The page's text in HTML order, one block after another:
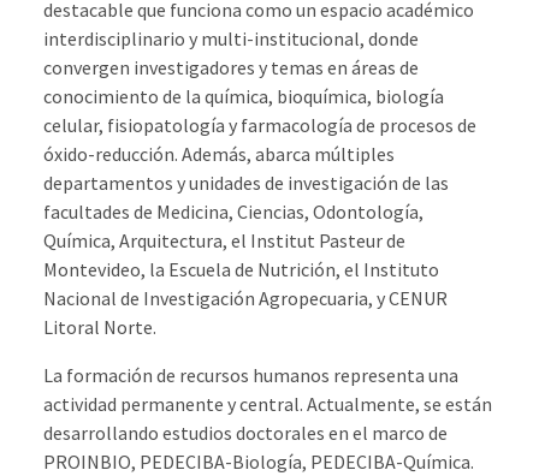
destacable que funciona como un espacio académico
interdisciplinario y multi-institucional, donde
convergen investigadores y temas en áreas de
conocimiento de la química, bioquímica, biología
celular, fisiopatología y farmacología de procesos de
óxido-reducción. Además, abarca múltiples
departamentos y unidades de investigación de las
facultades de Medicina, Ciencias, Odontología,
Química, Arquitectura, el Institut Pasteur de
Montevideo, la Escuela de Nutrición, el Instituto
Nacional de Investigación Agropecuaria, y CENUR
Litoral Norte.
La formación de recursos humanos representa una
actividad permanente y central. Actualmente, se están
desarrollando estudios doctorales en el marco de
PROINBIO, PEDECIBA-Biología, PEDECIBA-Química.